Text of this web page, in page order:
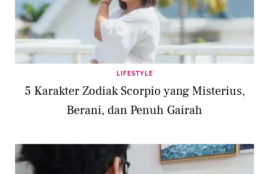
LIFESTYLE
5 Karakter Zodiak Scorpio yang Misterius,
Berani, dan Penuh Gairah